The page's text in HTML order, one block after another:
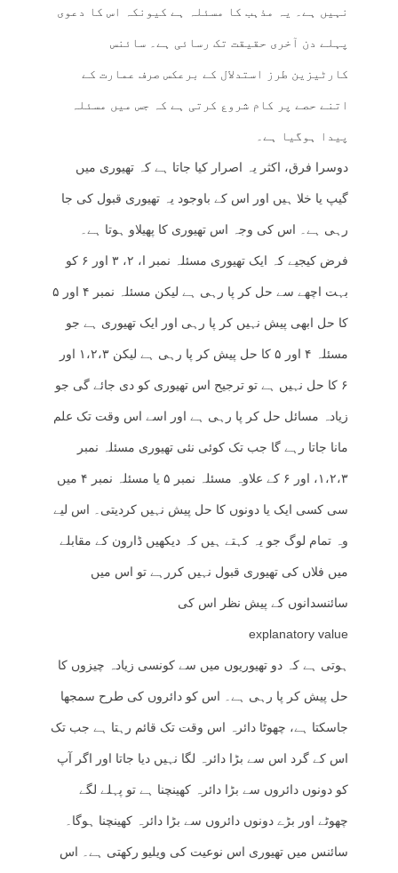
نہیں ہے۔ یہ مذہب کا مسئلہ ہے کیونکہ اس کا دعوی
پہلے دن آخری حقیقت تک رسائی ہے۔ سائنس
کارٹیزین طرز استدلال کے برعکس صرف عمارت کے
اتنے حصے پر کام شروع کرتی ہے کہ جس میں مسئلہ
پیدا ہوگیا ہے۔
دوسرا فرق، اکثر یہ اصرار کیا جاتا ہے کہ تھیوری میں
گیپ یا خلا ہیں اور اس کے باوجود یہ تھیوری قبول کی جا
رہی ہے۔ اس کی وجہ اس تھیوری کا پھیلاو ہوتا ہے۔
فرض کیجیے کہ ایک تھیوری مسئلہ نمبر ا، ۲، ۳ اور ۶ کو
بہت اچھے سے حل کر پا رہی ہے لیکن مسئلہ نمبر ۴ اور ۵
کا حل ابھی پیش نہیں کر پا رہی اور ایک تھیوری ہے جو
مسئلہ ۴ اور ۵ کا حل پیش کر پا رہی ہے لیکن ۱،۲،۳ اور
۶ کا حل نہیں ہے تو ترجیح اس تھیوری کو دی جائے گی جو
زیادہ مسائل حل کر پا رہی ہے اور اسے اس وقت تک علم
مانا جاتا رہے گا جب تک کوئی نئی تھیوری مسئلہ نمبر
۱،۲،۳، اور ۶ کے علاوہ مسئلہ نمبر ۵ یا مسئلہ نمبر ۴ میں
سی کسی ایک یا دونوں کا حل پیش نہیں کردیتی۔ اس لیے
وہ تمام لوگ جو یہ کہتے ہیں کہ دیکھیں ڈارون کے مقابلے
میں فلاں کی تھیوری قبول نہیں کررہے تو اس میں
سائنسدانوں کے پیش نظر اس کی
explanatory value
ہوتی ہے کہ دو تھیوریوں میں سے کونسی زیادہ چیزوں کا
حل پیش کر پا رہی ہے۔ اس کو دائروں کی طرح سمجھا
جاسکتا ہے، چھوٹا دائرہ اس وقت تک قائم رہتا ہے جب تک
اس کے گرد اس سے بڑا دائرہ لگا نہیں دیا جاتا اور اگر آپ
کو دونوں دائروں سے بڑا دائرہ کھینچنا ہے تو پہلے لگے
چھوٹے اور بڑے دونوں دائروں سے بڑا دائرہ کھینچنا ہوگا۔
سائنس میں تھیوری اس نوعیت کی ویلیو رکھتی ہے۔ اس